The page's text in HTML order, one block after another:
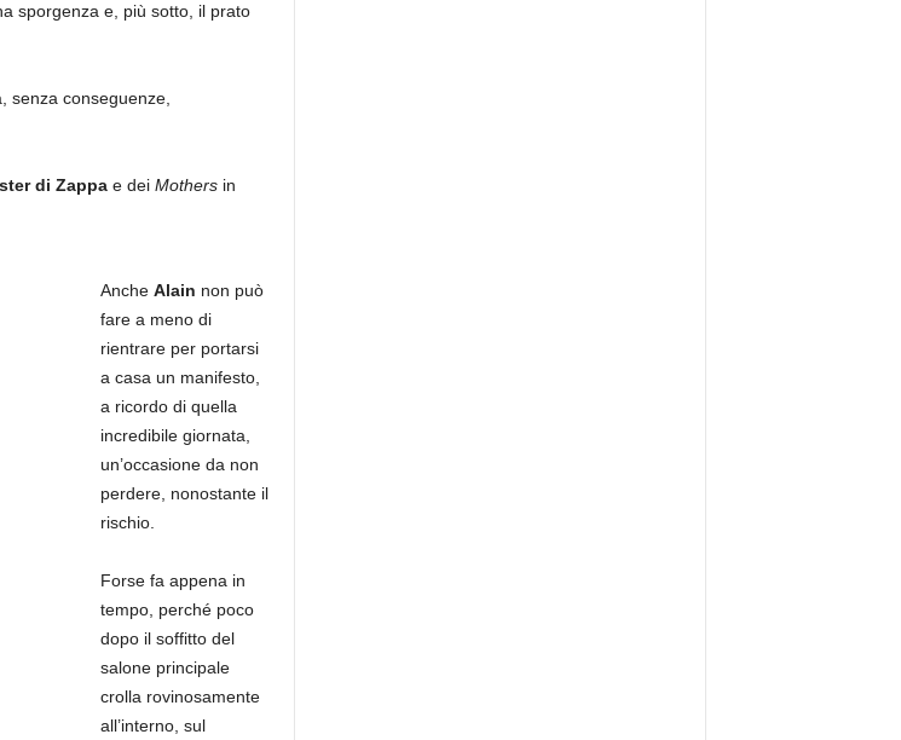
sporgenza e, più sotto, il prato
senza conseguenze,
di Zappae dei Mothersin
Anche Alain non può
fare a meno di
rientrare per portarsi
a casa un manifesto,
a ricordo di quella
incredibile giornata,
un’occasione da non
perdere, nonostante il
rischio.
Forse fa appena in
tempo, perché poco
dopo il soffitto del
salone principale
crolla rovinosamente
all’interno, sul